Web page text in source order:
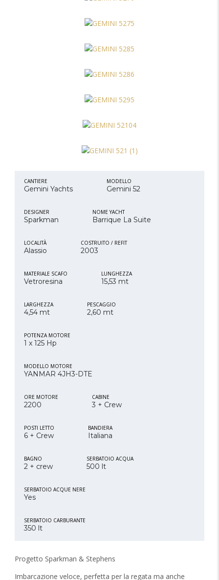
CANTIERE
Gemini Yachts
MODELLO
Gemini 52
DESIGNER
Sparkman
NOME YACHT
Barrique La Suite
LOCALITÀ
Alassio
COSTRUITO / REFIT
2003
MATERIALE SCAFO
Vetroresina
LUNGHEZZA
15,53 mt
LARGHEZZA
4,54 mt
PESCAGGIO
2,60 mt
POTENZA MOTORE
1 x 125 Hp
MODELLO MOTORE
YANMAR 4JH3-DTE
ORE MOTORE
2200
CABINE
3 + Crew
POSTI LETTO
6 + Crew
BANDIERA
Italiana
BAGNO
2 + crew
SERBATOIO ACQUA
500 lt
SERBATOIO ACQUE NERE
Yes
SERBATOIO CARBURANTE
350 lt
Progetto Sparkman & Stephens
Imbarcazione veloce, perfetta per la regata ma anche